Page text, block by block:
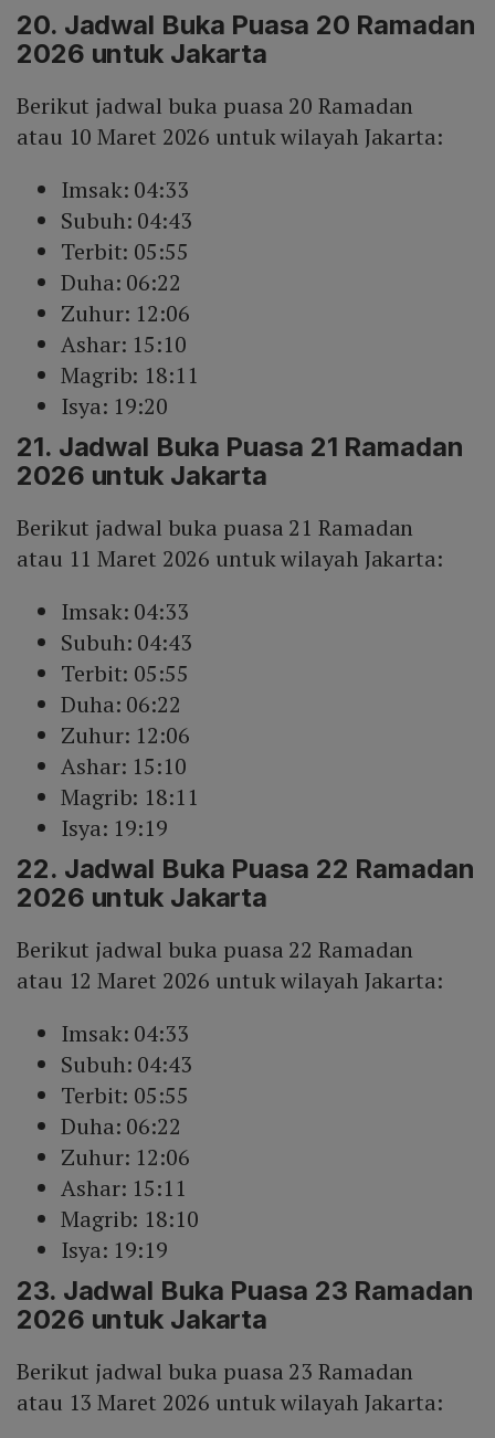
20. Jadwal Buka Puasa 20 Ramadan
2026 untuk Jakarta
Berikut jadwal buka puasa 20 Ramadan
atau 10 Maret 2026 untuk wilayah Jakarta:
Imsak: 04:33
Subuh: 04:43
Terbit: 05:55
Duha: 06:22
Zuhur: 12:06
Ashar: 15:10
Magrib: 18:11
Isya: 19:20
21. Jadwal Buka Puasa 21 Ramadan
2026 untuk Jakarta
Berikut jadwal buka puasa 21 Ramadan
atau 11 Maret 2026 untuk wilayah Jakarta:
Imsak: 04:33
Subuh: 04:43
Terbit: 05:55
Duha: 06:22
Zuhur: 12:06
Ashar: 15:10
Magrib: 18:11
Isya: 19:19
22. Jadwal Buka Puasa 22 Ramadan
2026 untuk Jakarta
Berikut jadwal buka puasa 22 Ramadan
atau 12 Maret 2026 untuk wilayah Jakarta:
Imsak: 04:33
Subuh: 04:43
Terbit: 05:55
Duha: 06:22
Zuhur: 12:06
Ashar: 15:11
Magrib: 18:10
Isya: 19:19
23. Jadwal Buka Puasa 23 Ramadan
2026 untuk Jakarta
Berikut jadwal buka puasa 23 Ramadan
atau 13 Maret 2026 untuk wilayah Jakarta: